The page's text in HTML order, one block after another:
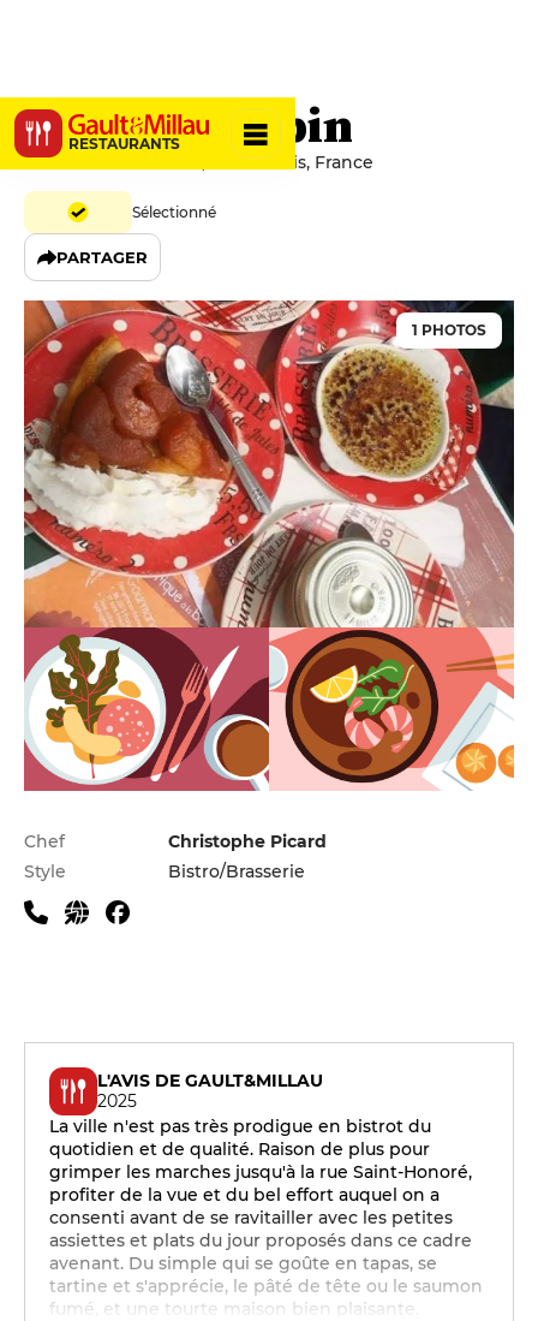
RESTAURANTS
Le Denis Papin
25 Rue Saint-Honoré, 41000 Blois, France
Sélectionné
PARTAGER
1 PHOTOS
Infos pratiques
Chef
Christophe Picard
Style
Bistro/Brasserie
L'AVIS DE GAULT&MILLAU
2025
La ville n'est pas très prodigue en bistrot du
quotidien et de qualité. Raison de plus pour
grimper les marches jusqu'à la rue Saint-Honoré,
profiter de la vue et du bel effort auquel on a
consenti avant de se ravitailler avec les petites
assiettes et plats du jour proposés dans ce cadre
avenant. Du simple qui se goûte en tapas, se
tartine et s'apprécie, le pâté de tête ou le saumon
fumé, et une tourte maison bien plaisante.